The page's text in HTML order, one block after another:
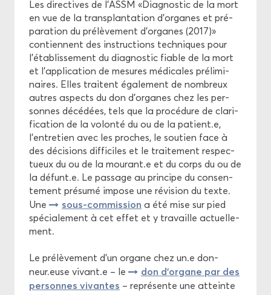
Les di­rec­tives de l’ASSM «Diag­nos­tic de la mort
en vue de la trans­plan­ta­tion d’or­ganes et pré­
pa­ra­tion du pré­lè­ve­ment d’or­ganes (2017)»
contiennent des ins­truc­tions tech­niques pour
l’éta­blis­se­ment du diag­nos­tic fiable de la mort
et l’ap­pli­ca­tion de me­sures mé­di­cales pré­li­mi­
naires. Elles traitent éga­le­ment de nom­breux
autres as­pects du don d'or­ganes chez les per­
sonnes dé­cé­dées, tels que la pro­cé­dure de cla­ri­
fi­ca­tion de la vo­lon­té du ou de la pa­tient.e,
l’en­tre­tien avec les proches, le sou­tien face à
des dé­ci­sions dif­fi­ciles et le trai­te­ment res­pec­
tueux du ou de la mou­rant.e et du corps du ou de
la dé­funt.e. Le pas­sage au prin­cipe du consen­
te­ment pré­su­mé im­pose une ré­vi­sion du texte.
Une
sous-​commission a été mise sur pied
spé­cia­le­ment à cet effet et y tra­vaille ac­tuel­le­
ment.
Le pré­lè­ve­ment d’un or­gane chez un.e don­
neur.euse vi­vant.e – le
don d’or­gane par des
per­sonnes vi­vantes – re­pré­sente une at­teinte